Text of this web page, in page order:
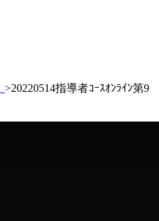
>20220514指導者ｺｰｽｵﾝﾗｲﾝ第9